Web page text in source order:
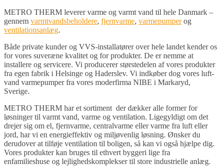
METRO THERM leverer varme og varmt vand til hele Danmark –
gennem varmtvandsbeholdere, fjernvarme, varmepumperog
ventilationsanlæg.
Både private kunder og VVS-installatører over hele landet kender os
for vores suveræne kvalitet og for produkter. De er nemme at
installere og servicere. Vi producerer størstedelen af vores produkter
fra egen fabrik i Helsinge og Haderslev. Vi indkøber dog vores luft-
vand varmepumper fra vores moderfirma NIBE i Markaryd,
Sverige.
METRO THERM har et sortiment der dækker alle former for
løsninger til varmt vand, varme og ventilation. Ligegyldigt om det
drejer sig om el, fjernvarme, centralvarme eller varme fra luft eller
jord, har vi en energieffektiv og miljøvenlig løsning. Ønsker du
derudover at tilføje ventilation til boligen, så kan vi også hjælpe dig.
Vores produkter kan bruges til ethvert byggeri lige fra
enfamilieshuse og lejlighedskomplekser til store industrielle anlæg.